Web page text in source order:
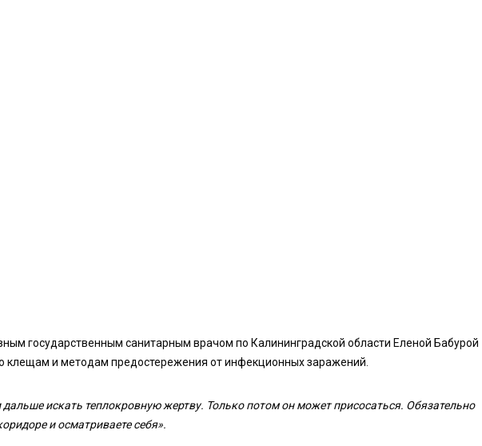
государственным санитарным врачом по Калининградской области Еленой Бабурой
клещам и методам предостережения от инфекционных заражений.
искать теплокровную жертву. Только потом он может присосаться. Обязательно
и осматриваете себя».